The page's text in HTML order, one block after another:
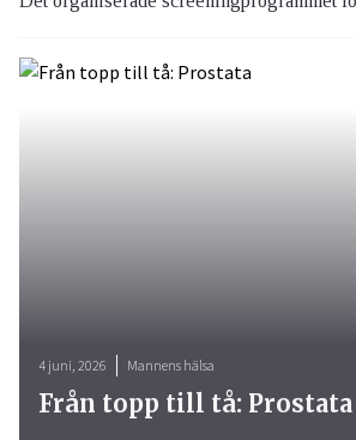
4 juni, 2026 Mannens hälsa
Från topp till tå: Prostata